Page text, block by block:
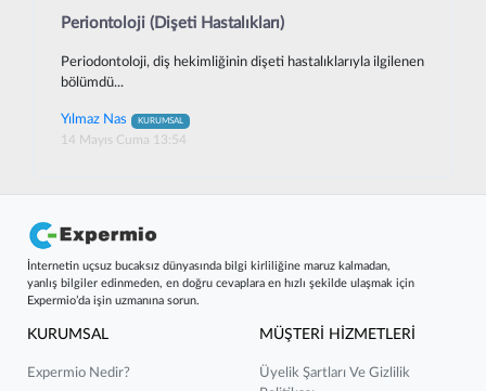
Periontoloji (Dişeti Hastalıkları)
Periodontoloji, diş hekimliğinin dişeti hastalıklarıyla ilgilenen
bölümdü...
Yılmaz Nas KURUMSAL
14 Mayıs Cuma 13:54
İnternetin uçsuz bucaksız dünyasında bilgi kirliliğine maruz kalmadan,
yanlış bilgiler edinmeden, en doğru cevaplara en hızlı şekilde ulaşmak için
Expermio’da işin uzmanına sorun.
KURUMSAL
Expermio Nedir?
MÜŞTERİ HİZMETLERİ
Üyelik Şartları Ve Gizlilik